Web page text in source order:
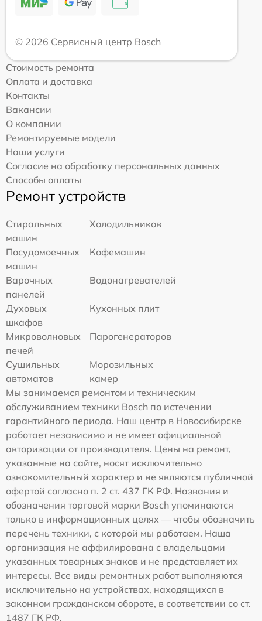
© 2026 Сервисный центр Bosch
Стоимость ремонта
Оплата и доставка
Контакты
Вакансии
О компании
Ремонтируемые модели
Наши услуги
Согласие на обработку персональных данных
Способы оплаты
Ремонт устройств
Стиральных
машин
Холодильников
Посудомоечных
машин
Кофемашин
Варочных
панелей
Водонагревателей
Духовых
шкафов
Кухонных плит
Микроволновых
печей
Парогенераторов
Сушильных
автоматов
Морозильных
камер
Мы занимаемся ремонтом и техническим
обслуживанием техники Bosch по истечении
гарантийного периода. Наш центр в Новосибирске
работает независимо и не имеет официальной
авторизации от производителя. Цены на ремонт,
указанные на сайте, носят исключительно
ознакомительный характер и не являются публичной
офертой согласно п. 2 ст. 437 ГК РФ. Названия и
обозначения торговой марки Bosch упоминаются
только в информационных целях — чтобы обозначить
перечень техники, с которой мы работаем. Наша
организация не аффилирована с владельцами
указанных товарных знаков и не представляет их
интересы. Все виды ремонтных работ выполняются
исключительно на устройствах, находящихся в
законном гражданском обороте, в соответствии со ст.
1487 ГК РФ.